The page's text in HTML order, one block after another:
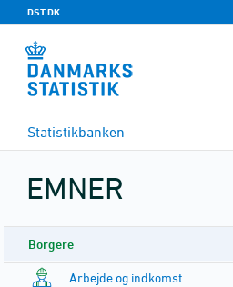
DST.DK
Statistikbanken
EMNER
Borgere
Arbejde og indkomst